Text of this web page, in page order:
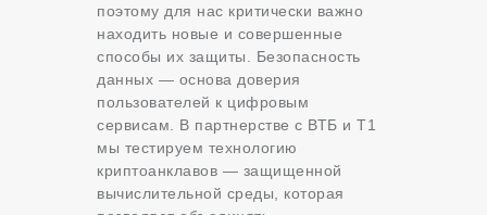
поэтому для нас критически важно
находить новые и совершенные
способы их защиты. Безопасность
данных — основа доверия
пользователей к цифровым
сервисам. В партнерстве с ВТБ и Т1
мы тестируем технологию
криптоанклавов — защищенной
вычислительной среды, которая